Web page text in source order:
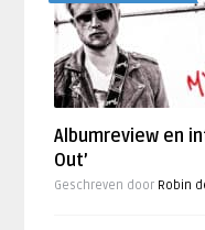
Albumreview en
Out’
Geschreven door Robin